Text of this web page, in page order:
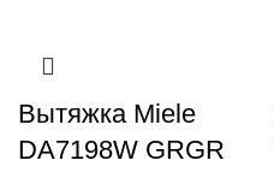
Вытяжка Miele
DA7198W GRGR